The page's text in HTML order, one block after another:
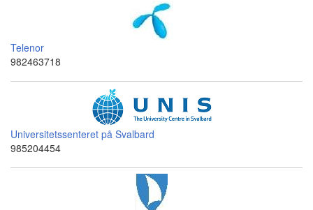
Telenor
982463718
Universitetssenteret på Svalbard
985204454